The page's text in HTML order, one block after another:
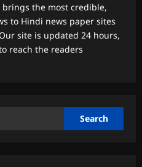
the most credible,
to Hindi news paper sites
site is updated 24 hours,
reach the readers